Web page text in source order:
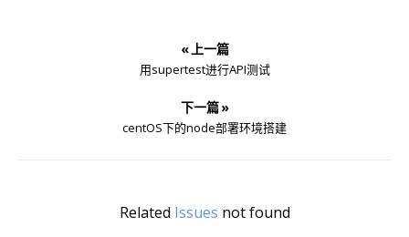
« 上一篇
用supertest进行API测试
下一篇 »
centOS下的node部署环境搭建
Related Issues not found